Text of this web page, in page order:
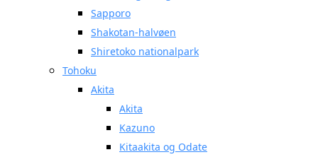
Sapporo
Shakotan-halvøen
Shiretoko nationalpark
Tohoku
Akita
Akita
Kazuno
Kitaakita og Odate